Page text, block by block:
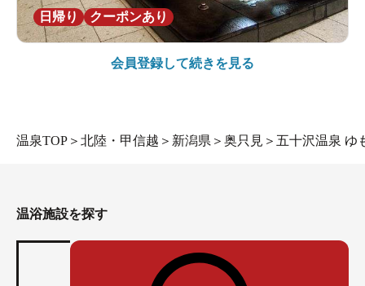
日帰り
クーポンあり
会員登録して続きを見る
温泉TOP ＞ 北陸・甲信越 ＞ 新潟県 ＞ 奥只見 ＞ 五十沢温泉 ゆ
温浴施設を探す